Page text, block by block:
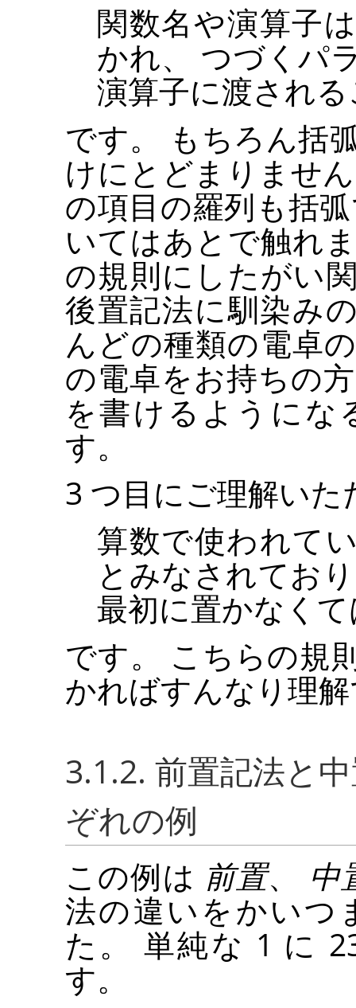
関数名や演算子
かれ、 つづくパ
演算子に渡され
です。 もちろん括
けにとどまりませ
の項目の羅列も括
いてはあとで触れ
の規則にしたがい
後置記法に馴染み
んどの種類の電卓
の電卓をお持ちの
を書けるようにな
す。
3 つ目にご理解い
算数で使われて
とみなされてお
最初に置かなく
です。 こちらの規
かればすんなり理
3.1.2. 前置記法と
ぞれの例
この例は 前置、 中
法の違いをかいつ
た。 単純な 1 に
す。